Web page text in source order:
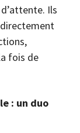
Ils
fois de
: un duo